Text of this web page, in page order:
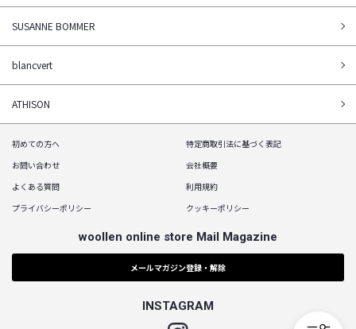
SUSANNE BOMMER
blancvert
ATHISON
初めての方へ
特定商取引法に基づく表記
お問い合わせ
会社概要
よくある質問
利用規約
プライバシーポリシー
クッキーポリシー
woollen online store Mail Magazine
メールマガジン登録・解除
INSTAGRAM